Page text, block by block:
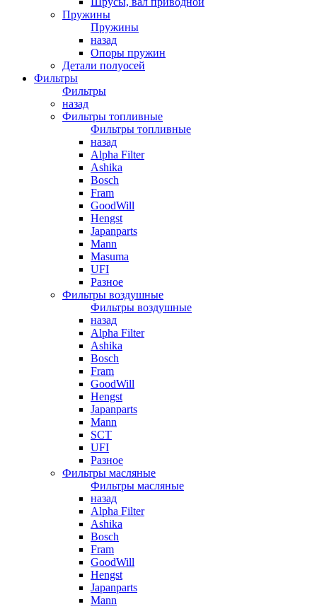
Пружины
Пружины
назад
Опоры пружин
Детали полуосей
Фильтры
Фильтры
назад
Фильтры топливные
Фильтры топливные
назад
Alpha Filter
Ashika
Bosch
Fram
GoodWill
Hengst
Japanparts
Mann
Masuma
UFI
Разное
Фильтры воздушные
Фильтры воздушные
назад
Alpha Filter
Ashika
Bosch
Fram
GoodWill
Hengst
Japanparts
Mann
SCT
UFI
Разное
Фильтры масляные
Фильтры масляные
назад
Alpha Filter
Ashika
Bosch
Fram
GoodWill
Hengst
Japanparts
Mann